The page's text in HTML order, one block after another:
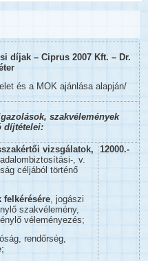
díjak – Ciprus 2007 Kft. – Dr.
és a MOK ajánlása alapján/
szakvélemények
díjtételei:
vizsgálatok,
, v.
céljából történő
felkérésére, jogászi
szakvélemény,
véleményezés;
rendőrség,
12000.-